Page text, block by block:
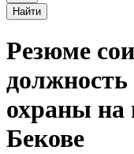
Найти
Резюме
охраны на
Бекове